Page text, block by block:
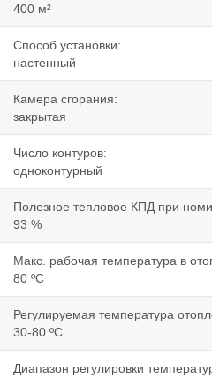
400 м²
Способ установки:
настенный
Камера сгорания:
закрытая
Число контуров:
одноконтурный
Полезное тепловое КПД при
93 %
Макс. рабочая температура в
80 ºC
Регулируемая температура
30-80 ºC
Диапазон регулировки